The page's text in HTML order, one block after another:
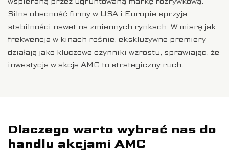
Dlaczego warto wybrać nas do
handlu akcjami AMC